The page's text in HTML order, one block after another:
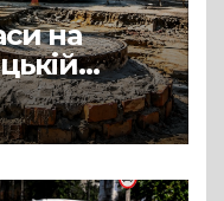
на
із